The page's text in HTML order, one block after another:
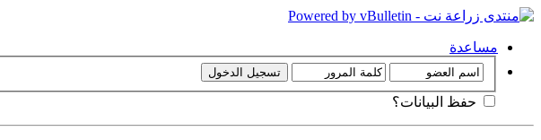
مساعدة
حفظ البيانات؟